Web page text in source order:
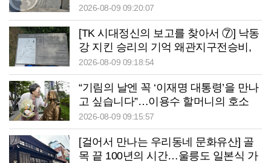
국전쟁 후 어려운 이웃부터 품었다
2026-08-09 09:20:07
[TK 시대정신의 보고를 찾아서 ⑦] 낙동
강 지킨 승리의 기억 왜관지구전승비,
호국영령 역사는 선명하지만 안내는 아
쉬워
2026-08-09 09:18:54
“기림의 날엔 꼭 ‘이재명 대통령’을 만나
고 싶습니다”…이용수 할머니의 호소
2026-08-09 09:15:57
[걸어서 만나는 우리동네 문화유산] 골
목 끝 100년의 시간…울릉도 일본식 가